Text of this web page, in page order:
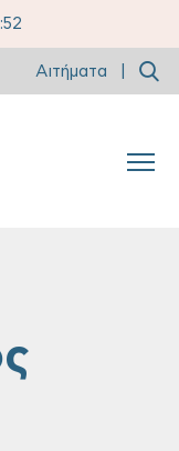
Αιτήματα